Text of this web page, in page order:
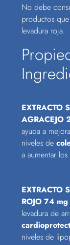
No debe
productos
levadura roja.
EXTRACTO
AGRACEJO
ayuda a
niveles de
a aumentar
EXTRACTO
ROJO 74 mg
levadura de
niveles de